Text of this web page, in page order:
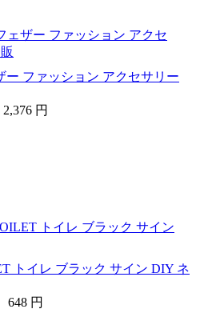
ー ファッション アクセサリー
2,376 円
トイレ ブラック サイン DIY ネ
648 円